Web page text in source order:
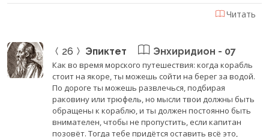
Читать
26 Эпиктет Энхиридион - 07
Как во время морского путешествия: когда корабль
стоит на якоре, ты можешь сойти на берег за водой.
По дороге ты можешь развлечься, подбирая
раковину или трюфель, но мысли твои должны быть
обращены к кораблю, и ты должен постоянно быть
внимателен, чтобы не пропустить, если капитан
позовёт. Тогда тебе придётся оставить всё это,